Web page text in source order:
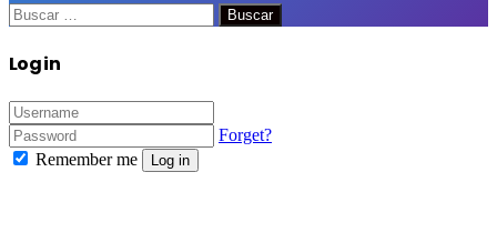
Buscar:
Close
Log in
Forget?
Remember me
Log in